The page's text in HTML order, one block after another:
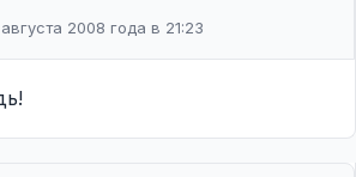
2008 года в 21:23